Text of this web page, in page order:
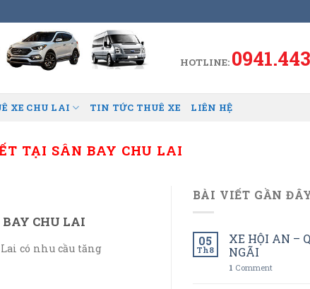
HOTLINE:
XE CHU LAI TIN TỨC THUÊ XE LIÊN HỆ
TẠI SÂN BAY CHU LAI
CHU LAI
có nhu cầu tăng
BÀI VIẾT GẦN
05
Th8
XE HỘI AN –
NGÃI
1 Comment